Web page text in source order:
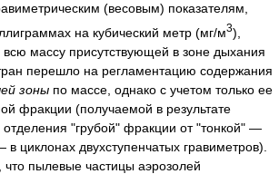
(весовым) показателям,
на кубический метр (мг/м3),
массу присутствующей в зоне дыхания
перешло на регламентацию содержания
зоны по массе, однако с учетом только ее
фракции (получаемой в результате
отделения "грубой" фракции от "тонкой" —
циклонах двухступенчатых гравиметров).
что пылевые частицы аэрозолей